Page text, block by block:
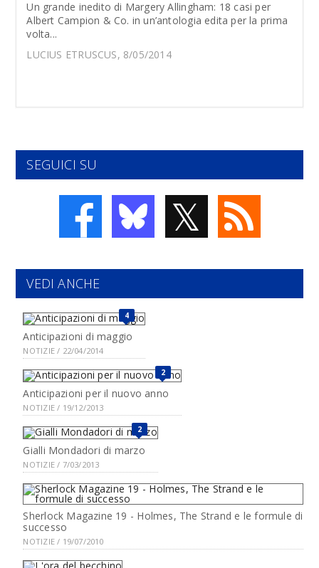
Un grande inedito di Margery Allingham: 18 casi per
Albert Campion & Co. in un’antologia edita per la prima
volta...
LUCIUS ETRUSCUS, 8/05/2014
SEGUICI SU
𝕏
VEDI ANCHE
4
Anticipazioni di maggio
NOTIZIE / 22/04/2014
2
Anticipazioni per il nuovo anno
NOTIZIE / 19/12/2013
2
Gialli Mondadori di marzo
NOTIZIE / 7/03/2013
Sherlock Magazine 19 - Holmes, The Strand e le formule di
successo
NOTIZIE / 19/07/2010